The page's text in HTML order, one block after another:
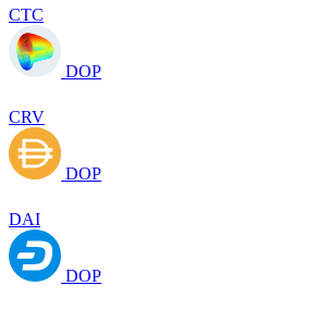
CTC
DOP
CRV
DOP
DAI
DOP